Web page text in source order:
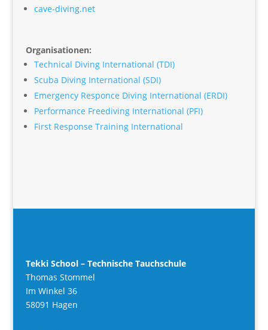
cave-diving.net
Organisationen:
Technical Diving International (TDI)
Scuba Diving International (SDI)
Emergency Responce Diving International (ERDI)
Performance Freediving International (PFI)
First Response Training International
Tekki School – Technische Tauchschule
Thomas Stommel
Im Winkel 36
58091 Hagen